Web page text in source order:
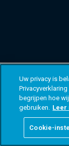
Uw privacy is
begrijpen hoe
gebruiken. Leer
Cookie-